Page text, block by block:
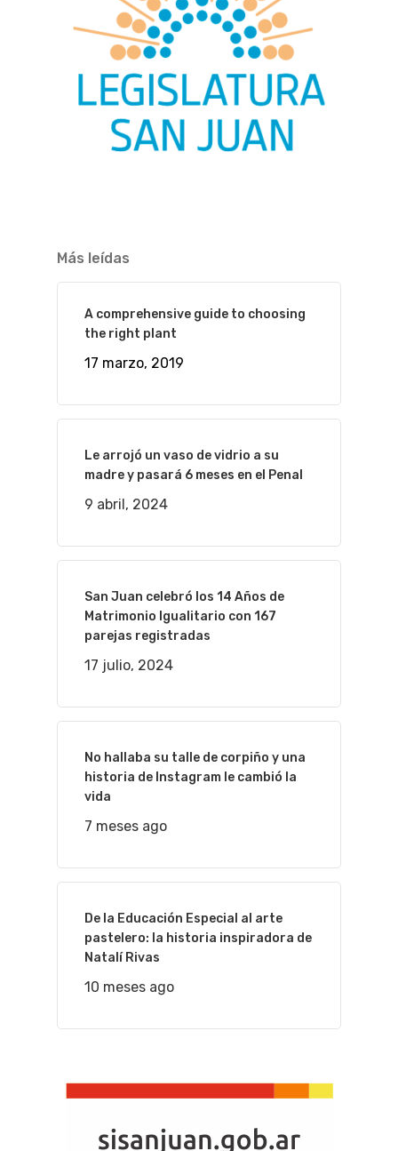
Más leídas
A comprehensive guide to choosing
the right plant
17 marzo, 2019
Le arrojó un vaso de vidrio a su
madre y pasará 6 meses en el Penal
9 abril, 2024
San Juan celebró los 14 Años de
Matrimonio Igualitario con 167
parejas registradas
17 julio, 2024
No hallaba su talle de corpiño y una
historia de Instagram le cambió la
vida
7 meses ago
De la Educación Especial al arte
pastelero: la historia inspiradora de
Natalí Rivas
10 meses ago